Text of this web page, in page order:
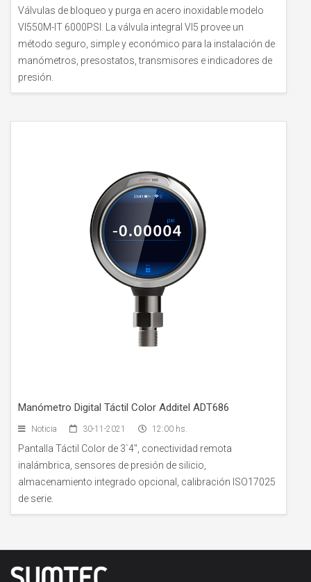
Válvulas de bloqueo y purga en acero inoxidable modelo
VI550M-IT 6000PSI. La válvula integral VI5 provee un
método seguro, simple y económico para la instalación de
manómetros, presostatos, transmisores e indicadores de
presión.
Manómetro Digital Táctil Color Additel ADT686
Noticia 30-11-2021 12:00 hs.
Pantalla Táctil Color de 3`4", conectividad remota
inalámbrica, sensores de presión de silicio,
almacenamiento integrado opcional, calibración ISO17025
de serie.